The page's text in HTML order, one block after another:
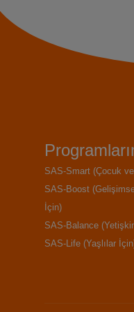
SAS-Smart (Çocuk
SAS-Boost
İçin)
SAS-Balance
SAS-Life (Yaşlılar